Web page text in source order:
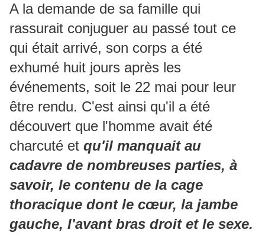
A la demande de sa famille qui
rassurait conjuguer au passé tout ce
qui était arrivé, son corps a été
exhumé huit jours après les
événements, soit le 22 mai pour leur
être rendu. C'est ainsi qu'il a été
découvert que l'homme avait été
charcuté et qu'il manquait au
cadavre de nombreuses parties, à
savoir, le contenu de la cage
thoracique dont le cœur, la jambe
gauche, l'avant bras droit et le sexe.